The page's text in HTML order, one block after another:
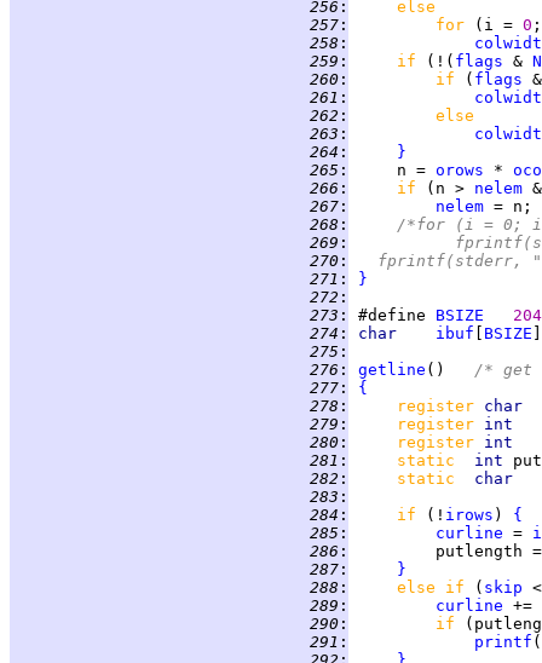
256 :
else
257 : for (i = 0
258 :
259 : if (!( flags &
260 : if ( flags
261 :
262 :
else
263 :
264 :
}
265 :
     n =
orows *
266 : if (n > nelem
267 : nelem
268 :
/*for (i = 0; i
269 :
270 :
fprintf(stderr,
271 :
}
272 :
273 : #define BSIZE
274 : char ibuf BSIZE
275 :
276 : getline ()
/* get
277 :
{
278 : register
279 : register
280 : register
281 : static int
282 : static
283 :
284 : if (! irows ) {
285 : curline =
286 :
putlength
287 :
}
288 : else if ( skip
289 : curline +=
290 : if
291 : printf (